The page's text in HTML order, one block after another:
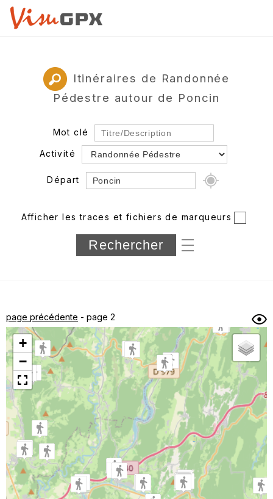
Itinéraires de Randonnée
Pédestre autour de Poncin
Mot clé
Activité
Départ
Département
Longueur min/max
sous-dossiers
Trier par
Horodatage Photos
Afficher les traces et fichiers de marqueurs
page précédente - page 2
+
−